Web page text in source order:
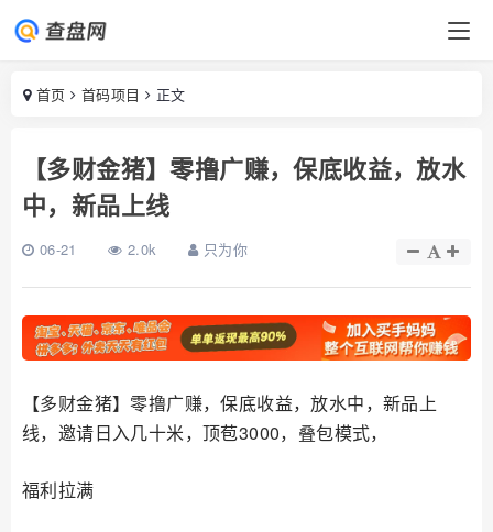
首页 首码项目 正文
【多财金猪】零撸广赚，保底收益，放水
中，新品上线
06-21 2.0k 只为你
【多财金猪】零撸广赚，保底收益，放水中，新品上
线，邀请日入几十米，顶苞3000，叠包模式，
福利拉满